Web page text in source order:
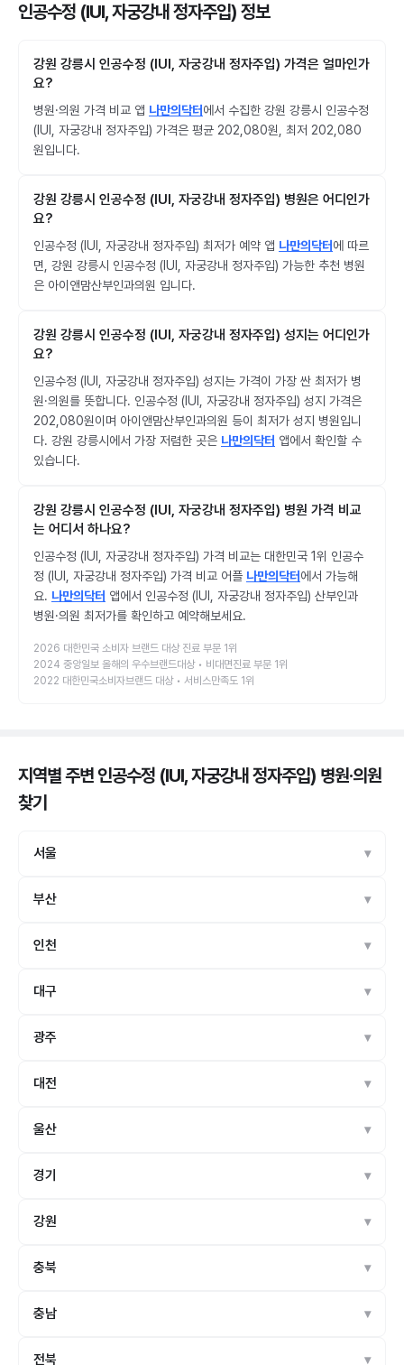
인공수정 (IUI, 자궁강내 정자주입) 정보
강원 강릉시 인공수정 (IUI, 자궁강내 정자주입) 가격은 얼마인가
요?
병원·의원 가격 비교 앱 나만의닥터에서 수집한 강원 강릉시 인공수정
(IUI, 자궁강내 정자주입) 가격은 평균 202,080원, 최저 202,080
원입니다.
강원 강릉시 인공수정 (IUI, 자궁강내 정자주입) 병원은 어디인가
요?
인공수정 (IUI, 자궁강내 정자주입) 최저가 예약 앱 나만의닥터에 따르
면, 강원 강릉시 인공수정 (IUI, 자궁강내 정자주입) 가능한 추천 병원
은 아이앤맘산부인과의원 입니다.
강원 강릉시 인공수정 (IUI, 자궁강내 정자주입) 성지는 어디인가
요?
인공수정 (IUI, 자궁강내 정자주입) 성지는 가격이 가장 싼 최저가 병
원·의원를 뜻합니다. 인공수정 (IUI, 자궁강내 정자주입) 성지 가격은
202,080원이며 아이앤맘산부인과의원 등이 최저가 성지 병원입니
다. 강원 강릉시에서 가장 저렴한 곳은 나만의닥터 앱에서 확인할 수
있습니다.
강원 강릉시 인공수정 (IUI, 자궁강내 정자주입) 병원 가격 비교
는 어디서 하나요?
인공수정 (IUI, 자궁강내 정자주입) 가격 비교는 대한민국 1위 인공수
정 (IUI, 자궁강내 정자주입) 가격 비교 어플 나만의닥터에서 가능해
요. 나만의닥터 앱에서 인공수정 (IUI, 자궁강내 정자주입) 산부인과
병원·의원 최저가를 확인하고 예약해보세요.
2026 대한민국 소비자 브랜드 대상 진료 부문 1위
2024 중앙일보 올해의 우수브랜드대상 • 비대면진료 부문 1위
2022 대한민국소비자브랜드 대상 • 서비스만족도 1위
지역별 주변 인공수정 (IUI, 자궁강내 정자주입) 병원·의원
찾기
서울
부산
인천
대구
광주
대전
울산
경기
강원
충북
충남
전북